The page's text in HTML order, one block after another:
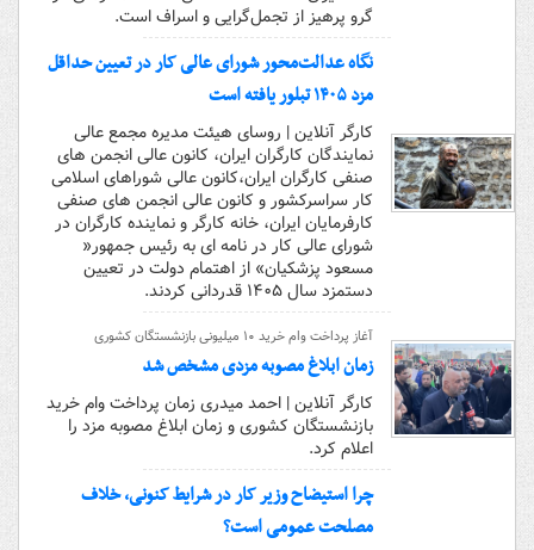
گرو پرهیز از تجمل‌گرایی و اسراف است.
نگاه عدالت‌محور شورای عالی کار در تعیین حداقل
مزد ۱۴۰۵ تبلور یافته است
کارگر آنلاین | روسای هیئت مدیره مجمع عالی
نمایندگان کارگران ایران، کانون عالی انجمن های
صنفی کارگران ایران،کانون عالی شوراهای اسلامی
کار سراسرکشور و کانون عالی انجمن های صنفی
کارفرمایان ایران، خانه کارگر و نماینده کارگران در
شورای عالی کار در نامه ای به رئیس جمهور«
مسعود پزشکیان» از اهتمام دولت در تعیین
دستمزد سال ۱۴۰۵ قدردانی کردند.
آغاز پرداخت وام خرید ۱۰ میلیونی بازنشستگان کشوری
زمان ابلاغ مصوبه مزدی مشخص شد
کارگر آنلاین | احمد میدری زمان پرداخت وام خرید
بازنشستگان کشوری و زمان ابلاغ مصوبه مزد را
اعلام کرد.
چرا استیضاح وزیر کار در شرایط کنونی، خلاف
مصلحت عمومی است؟